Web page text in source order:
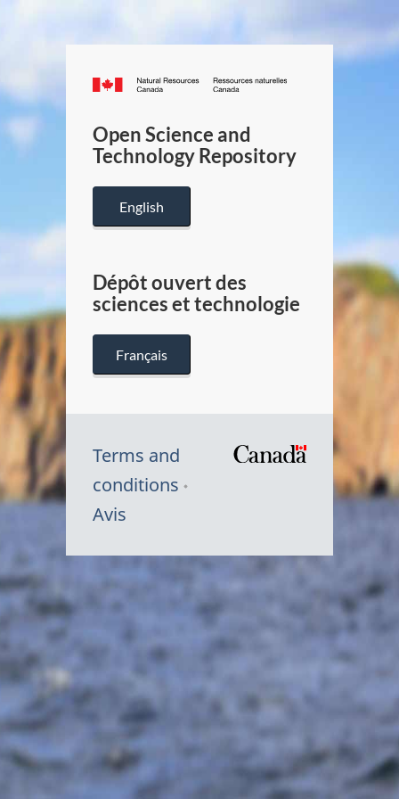
Canada.ca
/
Canada
Open Science and
Technology Repository
English
Dépôt ouvert des
sciences et technologie
Français
Terms and
conditions
Avis
Symbole
Canada